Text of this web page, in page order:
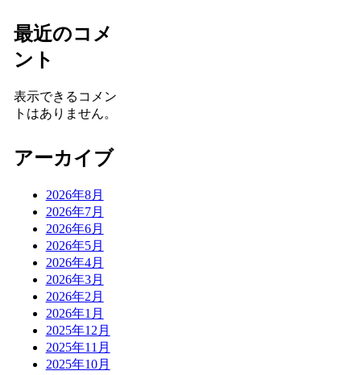
最近のコメ
ント
表示できるコメン
トはありません。
アーカイブ
2026年8月
2026年7月
2026年6月
2026年5月
2026年4月
2026年3月
2026年2月
2026年1月
2025年12月
2025年11月
2025年10月